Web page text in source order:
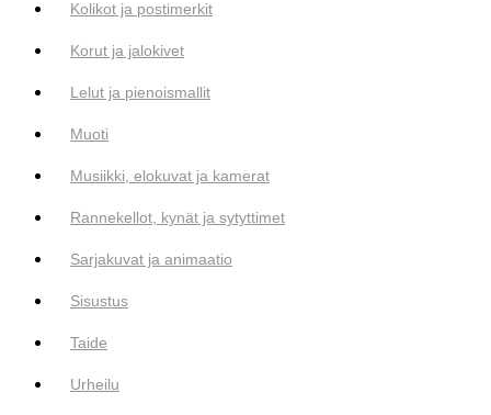
Kolikot ja postimerkit
Korut ja jalokivet
Lelut ja pienoismallit
Muoti
Musiikki, elokuvat ja kamerat
Rannekellot, kynät ja sytyttimet
Sarjakuvat ja animaatio
Sisustus
Taide
Urheilu